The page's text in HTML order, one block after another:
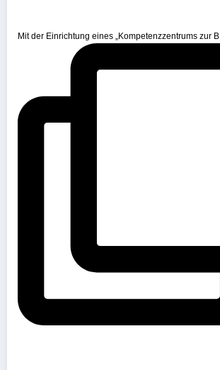
Mit der Einrichtung eines „Kompetenzzentrums zur B